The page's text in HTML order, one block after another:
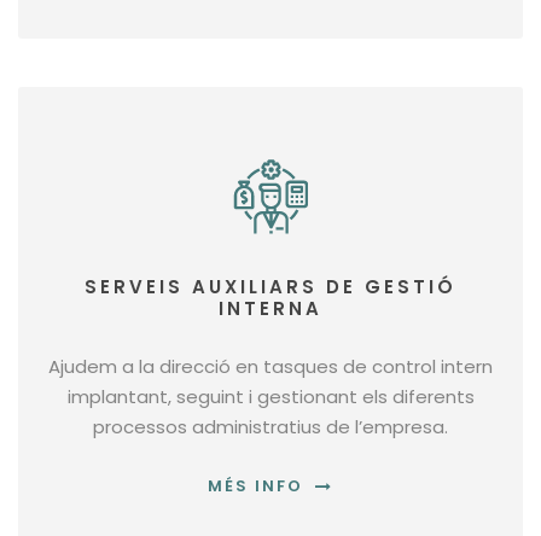
SERVEIS AUXILIARS DE GESTIÓ
INTERNA
Ajudem a la direcció en tasques de control intern
implantant, seguint i gestionant els diferents
processos administratius de l’empresa.
MÉS INFO